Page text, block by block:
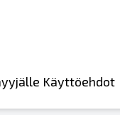
Käyttöehdot